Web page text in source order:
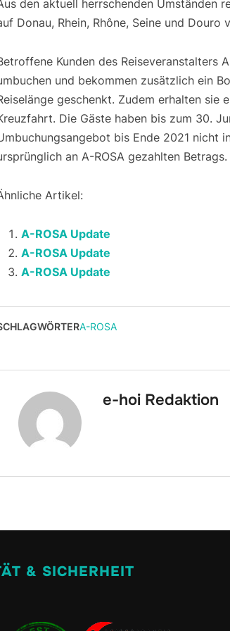
den aktuell herrschenden Umständen
Donau, Rhein, Rhône, Seine und
Kunden des Reiseveranstalters
und bekommen zusätzlich ein
geschenkt. Zudem erhalten
Die Gäste haben bis zum 30.
bis Ende 2021 nicht
an A-ROSA gezahlten Betrags.
Artikel:
A-ROSA Update
A-ROSA Update
A-ROSA Update
A-ROSA
e-hoi Redaktion
& SICHERHEIT